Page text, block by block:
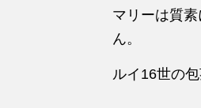
マリーは質
ん。
ルイ16世の